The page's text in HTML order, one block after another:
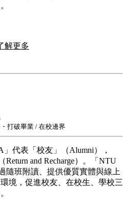
解更多
・打破畢業 / 在校邊界
代表「校友」（Alumni），
Return and Recharge）。「NTU
隨班附讀、提供優質實體與線上
境，促進校友、在校生、學校三